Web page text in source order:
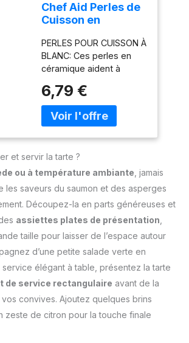
faciles à nettoyer. Base
amovible, facile à
Grâce au revêtement
antiadhésif, presque rien
ne colle au moule à
gâteau aux fruits après
utilisation. 【Champ
d'application】 Le moule
rectangulaire est parfait
pour la cuisson de
desserts tels que des
des pizzas, mais aussi
pour les pâtisseries, la
vie quotidienne, les fêtes
et les vacances ainsi que
comme cadeau pour vos
amis et membres de
votre famille amateurs
de pâtisserie.
façon uniforme pour
garantir une cuisson
dorée et professionnelle.
Faciles à utiliser et à
réutiliser : Il suffit de
piquer la pâte, de la
recouvrir de papier
cuisson, puis de verser
les billes avant
d’enfourner. Après
usage, elles se nettoient
Durables, sûres et sans
BPA : Fabriquées en
céramique de qualité
alimentaire, ces perles
de cuisson sont solides,
écologiques et conçues
pour durer de
nombreuses années.
Tala – une référence
depuis 1899 : Plus de 120
ans d’expérience dans la
fabrication d’ustensiles
de pâtisserie fiables et
Chef Aid Perles de
Cuisson en
Réutilisables
PERLES POUR CUISSON À
BLANC: Ces perles en
céramique aident à
pendant la cuisson, pour
préparer fonds de tarte,
quiches et pies maison
couvre un moule à tarte
de 23 cm et se range
facilement après
fournie pour garder les
perles ensemble AIDE À
LIMITER LES BULLES:
Réparties sur du papier
cuisson, les perles
ajoutent du poids sur la
pâte et aident à réduire
les bulles et le
rétrécissement au four
6,79 €
et servir la tarte ?
ou à température ambiante , jamais
les saveurs du saumon et des asperges
Découpez-la en parts généreuses et
assiettes plates de présentation
taille pour laisser de l’espace autour
d’une petite salade verte en
service élégant à table, présentez la tarte
de service rectangulaire avant de la
convives. Ajoutez quelques brins
zeste de citron pour la touche finale